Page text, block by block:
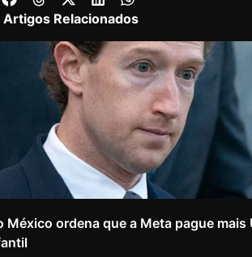
Artigos Relacionados
México ordena que a Meta pague mais